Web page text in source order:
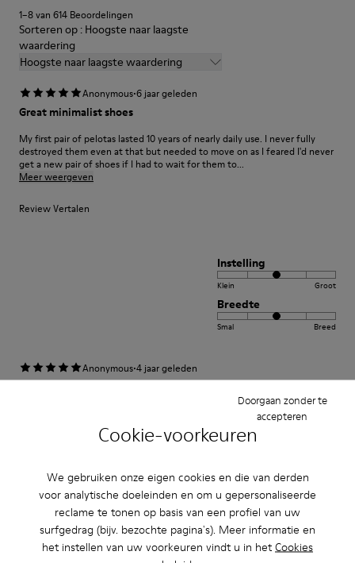
Cookie-voorkeuren
We gebruiken onze eigen cookies en die van derden
voor analytische doeleinden en om u gepersonaliseerde
reclame te tonen op basis van een profiel van uw
surfgedrag (bijv. bezochte pagina's). Meer informatie en
het instellen van uw voorkeuren vindt u in het Cookies
Doorgaan zonder te
accepteren
1–8 van 614 Beoordelingen
Sorteren op : Hoogste naar laagste
waardering
Hoogste naar laagste waardering
Anonymous·6 jaar geleden
Great minimalist shoes
My first pair of pelotas lasted 10 years of nearly daily use. I never fully
destroyed them even at that but needed to move on as I feared I'd never
get a new pair of shoes if I had to wait for them to...
Meer weergeven
Review Vertalen
Instelling
Klein Groot
Breedte
Smal Breed
Anonymous·4 jaar geleden
Es un calzado perfecto para muchas ocasiones cómodo y elegante
Instelling
Klein
Breedte